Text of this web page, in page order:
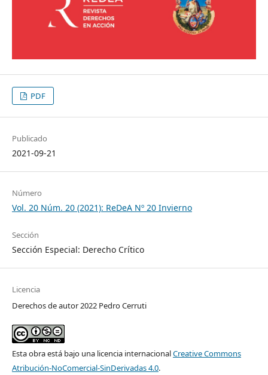
PDF
Publicado
2021-09-21
Número
Vol. 20 Núm. 20 (2021): ReDeA Nº 20 Invierno
Sección
Sección Especial: Derecho Crítico
Licencia
Derechos de autor 2022 Pedro Cerruti
Esta obra está bajo una licencia internacionalCreative Commons
Atribución-NoComercial-SinDerivadas 4.0.